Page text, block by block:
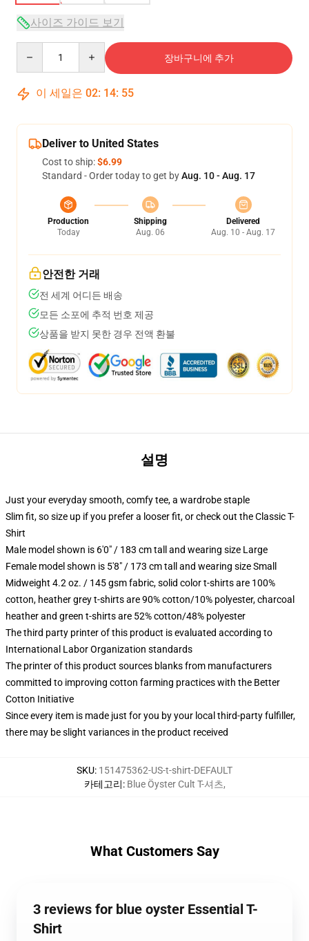
사이즈 가이드 보기
장바구니에 추가
이 세일은 02: 14: 54
Deliver to United States
Cost to ship:$6.99
Standard - Order today to get byAug. 10 - Aug. 17
Production
Today
Shipping
Aug. 06
Delivered
Aug. 10 - Aug. 17
안전한 거래
전 세계 어디든 배송
모든 소포에 추적 번호 제공
상품을 받지 못한 경우 전액 환불
설명
Just your everyday smooth, comfy tee, a wardrobe staple
Slim fit, so size up if you prefer a looser fit, or check out the Classic T-
Shirt
Male model shown is 6'0" / 183 cm tall and wearing size Large
Female model shown is 5'8" / 173 cm tall and wearing size Small
Midweight 4.2 oz. / 145 gsm fabric, solid color t-shirts are 100%
cotton, heather grey t-shirts are 90% cotton/10% polyester, charcoal
heather and green t-shirts are 52% cotton/48% polyester
The third party printer of this product is evaluated according to
International Labor Organization standards
The printer of this product sources blanks from manufacturers
committed to improving cotton farming practices with the Better
Cotton Initiative
Since every item is made just for you by your local third-party fulfiller,
there may be slight variances in the product received
SKU: 151475362-US-t-shirt-DEFAULT
카테고리: Blue Öyster Cult T-셔츠,
What Customers Say
3 reviews for blue oyster Essential T-
Shirt